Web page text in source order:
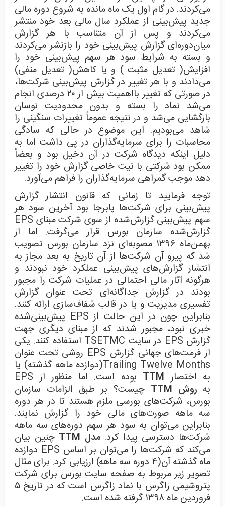
می‌کردند. در گام اول یک ماه مانده به شروع دوره مالی
جدید پیش‌بینی از عملکرد سال مالی بعد خود منتشر
می‌کردند و پس از آن متناسب با هر گزارش
میان‌دوره‌ای گزارش پیش‌بینی خود را بازنشر می‌کردند
و بسته به شرایط سود هر سهم پیش‌بینی خود را
افزایش( تعدیل مثبت ) و یا کاهش( تعدیل منفی)
می‌دادند و با هر تغییر در گزارش پیش‌بینی شرکت‌ها،
در صورتی که تغییر بااهمیت بیش از ۲۰ درصدی انجام
می‌شد نماد را بسته و بدون محدودیت نوسان
بازگشایی می‌شد و در نتیجه عموماً تغییرات سنگینی را
شاهد می‌بودیم. این موضوع در حالی که سادگی
محاسبات را برای سرمایه‌گذاران در پی داشت اما به
دلیل اینکه دیدگاه شرکت در آن دخیل بود و بعضاً
ممکن بود شرکتی با نیت خاصی گزارش خود را تغییر
دهد موجب گمراهی سرمایه‌گذاران را فراهم می‌آورد.
توجه فرمایید تا زمانی که قانون انتشار گزارش
پیش‌بینی برای شرکت‌ها پابرجا بود آخرین سود هر
سهم پیش‌بینی گزارش‌شده از سوی شرکت مبنای EPS
گزارش‌شده سازمان بورس قرار می‌گرفت. اما از
بهمن‌ماه ۱۳۹۶ مصوبه‌ای نزد سازمان بورس تصویب
شد که پیرو آن شرکت‌ها از آن تاریخ به بعد مجاز به
انتشار گزارش‌های پیش‌بینی عملکرد خود نبودند و
هرگونه آثار مالی احتمالی در عملیات شرکت را مجبور
بودند در گزارش جداگانه‌ای تحت عنوان گزارش
تفسیری مدیریت و یا در قالب شفاف‌سازی ارائه کنند.
بنابراین چون در این حالت از EPS پیش‌بینی‌شده
خبری نبود، مجبور شدند که از مبنای دیگری جهت
گزارش EPS در سایت TSETMC استفاده کنند. یکی
از فرمت‌های جهانی گزارش EPS روشی تحت عنوان
Trailing Twelve Months(دوازده ماهه گذشته) یا
به اختصار TTM
بوده است. اما منظور از EPS
به روش TTM
چیست؟ بر طبق الزامات سازمان
بورس، شرکت‌های بورسی ملزم هستند تا در هر دوره
سه ماهه صورت‌های مالی خود را گزارش نمایند.
بنابراین می‌توان به سود هر سهم دوره‌های سه ماهه
شرکت‌ها دسترسی پیدا کرد.مدل TTM
چنین بیان
می‌کند که شرکت‌ها را می‌توان بر اساس EPS دوازده
ماه گذشته آن(۴ دوره سه ماهه) ارزیابی کرد. برای مثال
تصویر زیر مربوط به صفحه سایت بورس برای شرکت
پتروشیمی زاگرس با نماد زاگرس است که در تاریخ ۵
فروردین ماه ۱۳۹۸ گرفته شده است.